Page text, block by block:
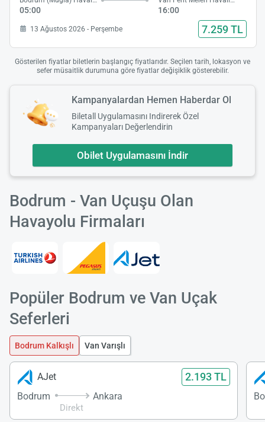
05:00 16:00
13 Ağustos 2026 - Perşembe 7.259 TL
Gösterilen fiyatlar biletlerin başlangıç fiyatlarıdır. Seçilen tarih, lokasyon ve
sefer müsaitlik durumuna göre fiyatlar değişiklik gösterebilir.
Kampanyalardan Hemen Haberdar Ol
Biletall Uygulamasını Indirerek Özel
Kampanyaları Değerlendirin
Obilet Uygulamasını İndir
Bodrum - Van Uçuşu Olan
Havayolu Firmaları
Popüler Bodrum ve Van Uçak
Seferleri
Bodrum Kalkışlı Van Varışlı
AJet 2.193 TL
Bodrum
Direkt
Ankara